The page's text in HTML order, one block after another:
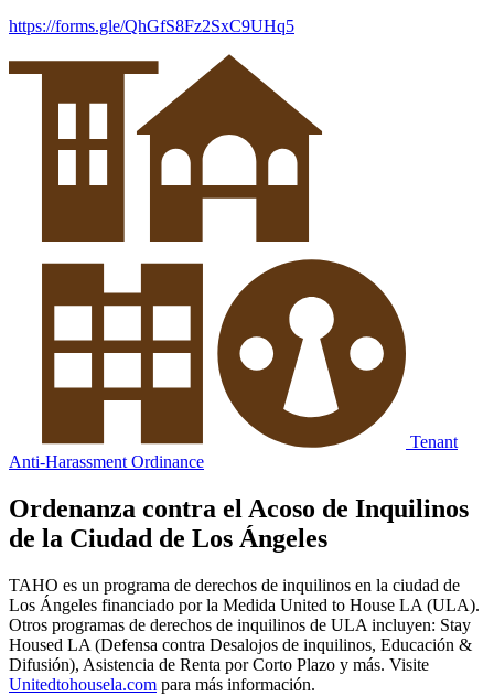
https://forms.gle/QhGfS8Fz2SxC9UHq5
Tenant
Anti-Harassment Ordinance
Ordenanza contra el Acoso de Inquilinos
de la Ciudad de Los Ángeles
TAHO es un programa de derechos de inquilinos en la ciudad de
Los Ángeles financiado por la Medida United to House LA (ULA).
Otros programas de derechos de inquilinos de ULA incluyen: Stay
Housed LA (Defensa contra Desalojos de inquilinos, Educación &
Difusión), Asistencia de Renta por Corto Plazo y más. Visite
Unitedtohousela.com para más información.